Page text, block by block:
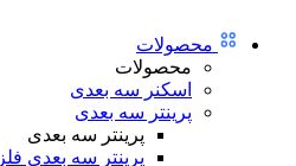
محصولات
محصولات
اسکنر سه بعدی
پرینتر سه بعدی
پرینتر سه بعدی
پرینتر سه بعدی فلز SLM